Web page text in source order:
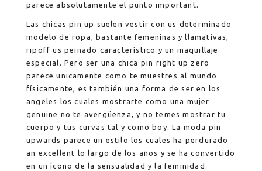
parece absolutamente el punto important.
Las chicas pin up suelen vestir con us determinado
modelo de ropa, bastante femeninas y llamativas,
ripoff us peinado característico y un maquillaje
especial. Pero ser una chica pin right up zero
parece unicamente como te muestres al mundo
físicamente, es también una forma de ser en los
angeles los cuales mostrarte como una mujer
genuine no te avergüenza, y no temes mostrar tu
cuerpo y tus curvas tal y como boy. La moda pin
upwards parece un estilo los cuales ha perdurado
an excellent lo largo de los años y se ha convertido
en un ícono de la sensualidad y la feminidad.